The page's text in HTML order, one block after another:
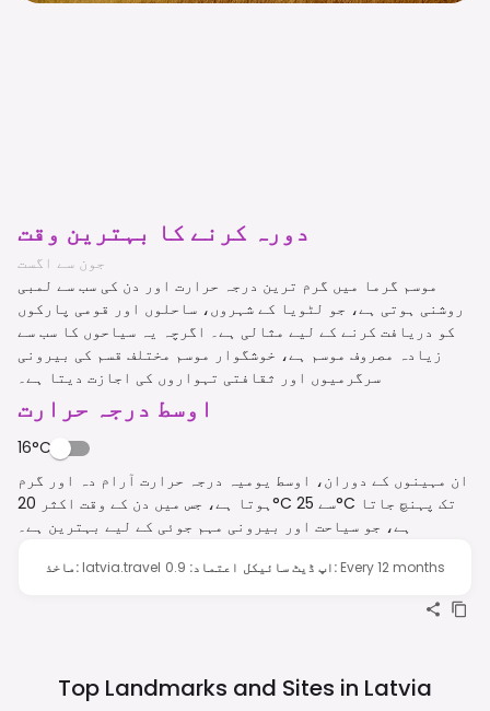
دورہ کرنے کا بہترین وقت
جون سے اگست
موسم گرما میں گرم ترین درجہ حرارت اور دن کی سب سے لمبی
روشنی ہوتی ہے، جو لٹویا کے شہروں، ساحلوں اور قومی پارکوں
کو دریافت کرنے کے لیے مثالی ہے۔ اگرچہ یہ سیاحوں کا سب سے
زیادہ مصروف موسم ہے، خوشگوار موسم مختلف قسم کی بیرونی
سرگرمیوں اور ثقافتی تہواروں کی اجازت دیتا ہے۔
اوسط درجہ حرارت
16°C
ان مہینوں کے دوران، اوسط یومیہ درجہ حرارت آرام دہ اور گرم
ہوتا ہے، جس میں دن کے وقت اکثر 20°C سے 25°C تک پہنچ جاتا
ہے، جو سیاحت اور بیرونی مہم جوئی کے لیے بہترین ہے۔
ماخذ: latvia.travel اعتماد:
0.9 اپ ڈیٹ سائیکل: Every 12 months
Top Landmarks and Sites in Latvia